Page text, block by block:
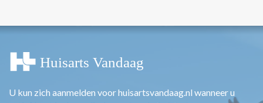
U kun zich aanmelden voor huisartsvandaag.nl wanneer u